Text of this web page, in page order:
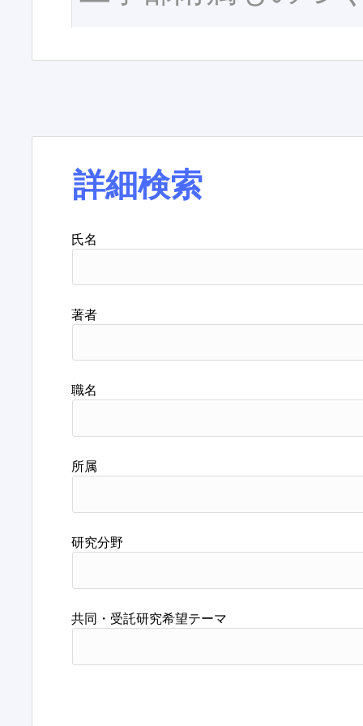
詳細検索
氏名
著者
職名
所属
研究分野
共同・受託研究希望テーマ